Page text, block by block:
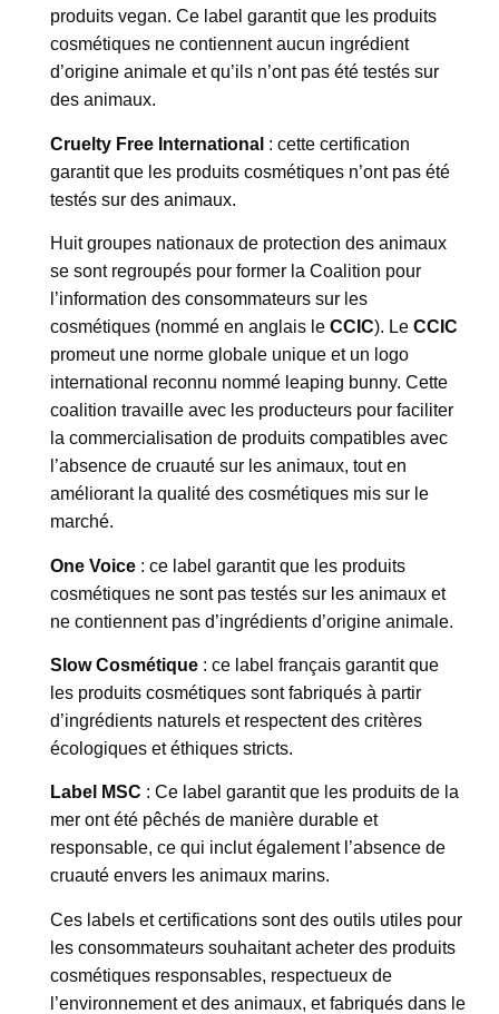
produits vegan. Ce label garantit que les produits
cosmétiques ne contiennent aucun ingrédient
d’origine animale et qu’ils n’ont pas été testés sur
des animaux.
Cruelty Free International : cette certification
garantit que les produits cosmétiques n’ont pas été
testés sur des animaux.
Huit groupes nationaux de protection des animaux
se sont regroupés pour former la Coalition pour
l’information des consommateurs sur les
cosmétiques (nommé en anglais le CCIC). Le CCIC
promeut une norme globale unique et un logo
international reconnu nommé leaping bunny. Cette
coalition travaille avec les producteurs pour faciliter
la commercialisation de produits compatibles avec
l’absence de cruauté sur les animaux, tout en
améliorant la qualité des cosmétiques mis sur le
marché.
One Voice : ce label garantit que les produits
cosmétiques ne sont pas testés sur les animaux et
ne contiennent pas d’ingrédients d’origine animale.
Slow Cosmétique : ce label français garantit que
les produits cosmétiques sont fabriqués à partir
d’ingrédients naturels et respectent des critères
écologiques et éthiques stricts.
Label MSC : Ce label garantit que les produits de la
mer ont été pêchés de manière durable et
responsable, ce qui inclut également l’absence de
cruauté envers les animaux marins.
Ces labels et certifications sont des outils utiles pour
les consommateurs souhaitant acheter des produits
cosmétiques responsables, respectueux de
l’environnement et des animaux, et fabriqués dans le